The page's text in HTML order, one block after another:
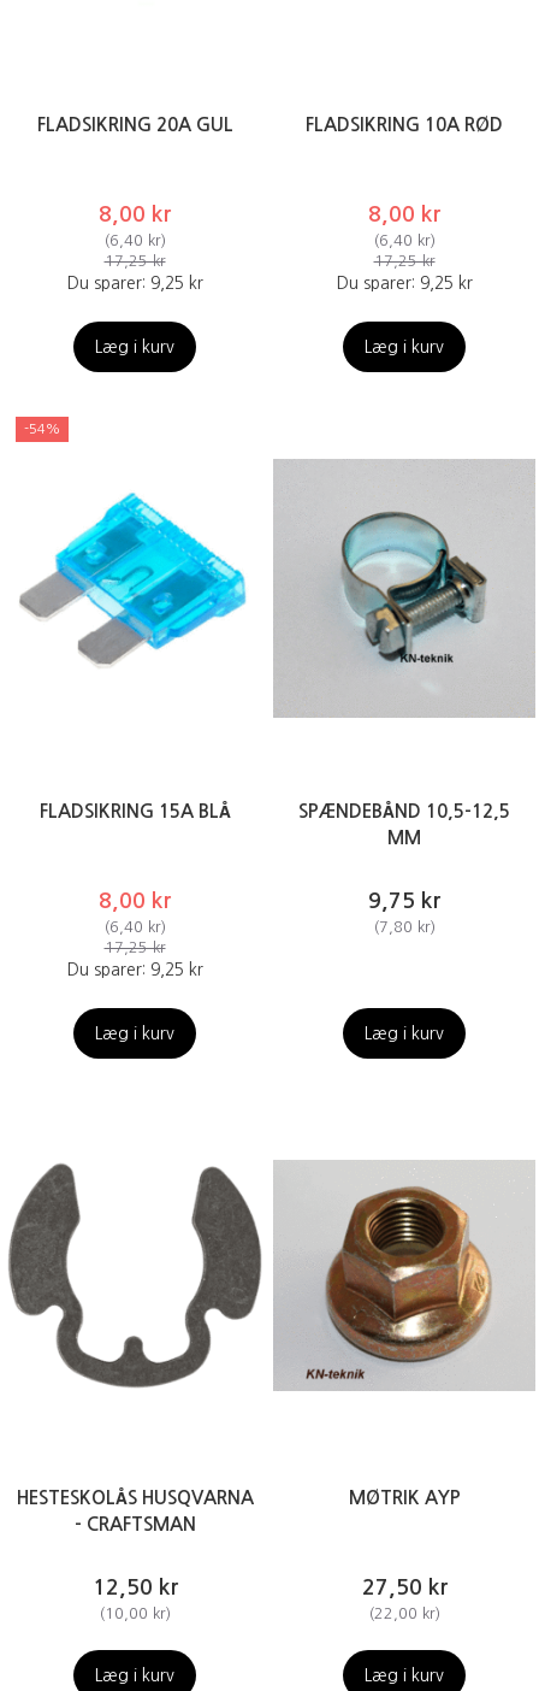
FLADSIKRING 20A GUL
8,00 kr
(6,40 kr)
17,25 kr
Du sparer: 9,25 kr
Læg i kurv
FLADSIKRING 10A RØD
8,00 kr
(6,40 kr)
17,25 kr
Du sparer: 9,25 kr
Læg i kurv
-54%
FLADSIKRING 15A BLÅ
8,00 kr
(6,40 kr)
17,25 kr
Du sparer: 9,25 kr
Læg i kurv
SPÆNDEBÅND 10,5-12,5
MM
9,75 kr
(7,80 kr)
Læg i kurv
HESTESKOLÅS HUSQVARNA
- CRAFTSMAN
12,50 kr
( 10,00 kr)
Læg i kurv
MØTRIK AYP
27,50 kr
(22,00 kr)
Læg i kurv